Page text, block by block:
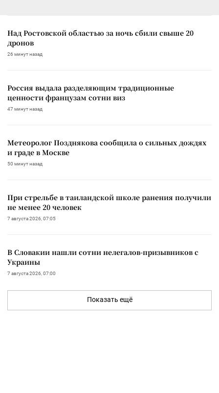
Над Ростовской областью за ночь сбили свыше 20
дронов
26 минут назад
Россия выдала разделяющим традиционные
ценности французам сотни виз
47 минут назад
Метеоролог Позднякова сообщила о сильных дождях
и граде в Москве
50 минут назад
При стрельбе в таиландской школе ранения получили
не менее 20 человек
7 августа 2026, 07:05
В Словакии нашли сотни нелегалов-призывников с
Украины
7 августа 2026, 07:00
Показать ещё